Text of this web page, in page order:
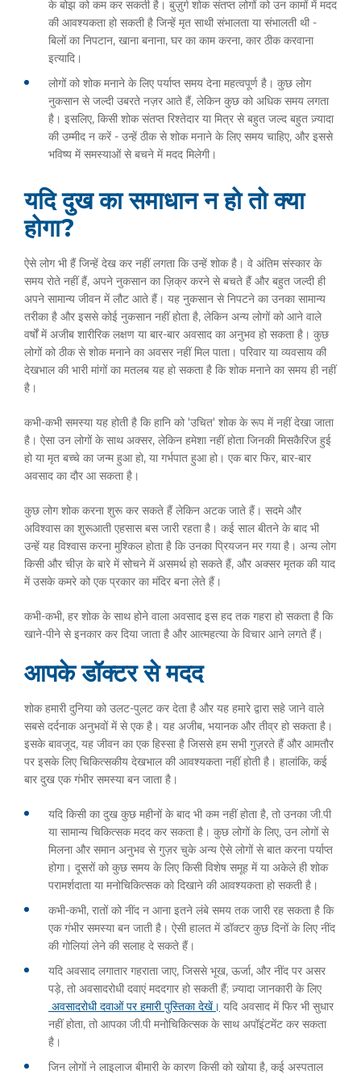
के बोझ को कम कर सकती है। बुज़ुर्ग शोक संतप्त लोगों को उन कामों में मदद
की आवश्यकता हो सकती है जिन्हें मृत साथी संभालता या संभालती थी -
बिलों का निपटान, खाना बनाना, घर का काम करना, कार ठीक करवाना
इत्यादि।
लोगों को शोक मनाने के लिए पर्याप्त समय देना महत्वपूर्ण है। कुछ लोग
नुकसान से जल्दी उबरते नज़र आते हैं, लेकिन कुछ को अधिक समय लगता
है। इसलिए, किसी शोक संतप्त रिश्तेदार या मित्र से बहुत जल्द बहुत ज़्यादा
की उम्मीद न करें - उन्हें ठीक से शोक मनाने के लिए समय चाहिए, और इससे
भविष्य में समस्याओं से बचने में मदद मिलेगी।
यदि दुख का समाधान न हो तो क्या
होगा?
ऐसे लोग भी हैं जिन्हें देख कर नहीं लगता कि उन्हें शोक है। वे अंतिम संस्कार के
समय रोते नहीं हैं, अपने नुकसान का ज़िक्र करने से बचते हैं और बहुत जल्दी ही
अपने सामान्य जीवन में लौट आते हैं। यह नुकसान से निपटने का उनका सामान्य
तरीका है और इससे कोई नुकसान नहीं होता है, लेकिन अन्य लोगों को आने वाले
वर्षों में अजीब शारीरिक लक्षण या बार-बार अवसाद का अनुभव हो सकता है। कुछ
लोगों को ठीक से शोक मनाने का अवसर नहीं मिल पाता। परिवार या व्यवसाय की
देखभाल की भारी मांगों का मतलब यह हो सकता है कि शोक मनाने का समय ही नहीं
है।
कभी-कभी समस्या यह होती है कि हानि को 'उचित' शोक के रूप में नहीं देखा जाता
है। ऐसा उन लोगों के साथ अक्सर, लेकिन हमेशा नहीं होता जिनकी मिसकैरिज हुई
हो या मृत बच्चे का जन्म हुआ हो, या गर्भपात हुआ हो। एक बार फिर, बार-बार
अवसाद का दौर आ सकता है।
कुछ लोग शोक करना शुरू कर सकते हैं लेकिन अटक जाते हैं। सदमे और
अविश्वास का शुरूआती एहसास बस जारी रहता है। कई साल बीतने के बाद भी
उन्हें यह विश्वास करना मुश्किल होता है कि उनका प्रियजन मर गया है। अन्य लोग
किसी और चीज़ के बारे में सोचने में असमर्थ हो सकते हैं, और अक्सर मृतक की याद
में उसके कमरे को एक प्रकार का मंदिर बना लेते हैं।
कभी-कभी, हर शोक के साथ होने वाला अवसाद इस हद तक गहरा हो सकता है कि
खाने-पीने से इनकार कर दिया जाता है और आत्महत्या के विचार आने लगते हैं।
आपके डॉक्टर से मदद
शोक हमारी दुनिया को उलट-पुलट कर देता है और यह हमारे द्वारा सहे जाने वाले
सबसे दर्दनाक अनुभवों में से एक है। यह अजीब, भयानक और तीव्र हो सकता है।
इसके बावजूद, यह जीवन का एक हिस्सा है जिससे हम सभी गुज़रते हैं और आमतौर
पर इसके लिए चिकित्सकीय देखभाल की आवश्यकता नहीं होती है। हालांकि, कई
बार दुख एक गंभीर समस्या बन जाता है।
यदि किसी का दुख कुछ महीनों के बाद भी कम नहीं होता है, तो उनका जी.पी
या सामान्य चिकित्सक मदद कर सकता है। कुछ लोगों के लिए, उन लोगों से
मिलना और समान अनुभव से गुज़र चुके अन्य ऐसे लोगों से बात करना पर्याप्त
होगा। दूसरों को कुछ समय के लिए किसी विशेष समूह में या अकेले ही शोक
परामर्शदाता या मनोचिकित्सक को दिखाने की आवश्यकता हो सकती है।
कभी-कभी, रातों को नींद न आना इतने लंबे समय तक जारी रह सकता है कि
एक गंभीर समस्या बन जाती है। ऐसी हालत में डॉक्टर कुछ दिनों के लिए नींद
की गोलियां लेने की सलाह दे सकते हैं।
यदि अवसाद लगातार गहराता जाए, जिससे भूख, ऊर्जा, और नींद पर असर
पड़े, तो अवसादरोधी दवाएं मददगार हो सकती हैं; ज़्यादा जानकारी के लिए
अवसादरोधी दवाओं पर हमारी पुस्तिका देखें। यदि अवसाद में फिर भी सुधार
नहीं होता, तो आपका जी.पी मनोचिकित्सक के साथ अपॉइंटमेंट कर सकता
है।
जिन लोगों ने लाइलाज बीमारी के कारण किसी को खोया है, कई अस्पताल